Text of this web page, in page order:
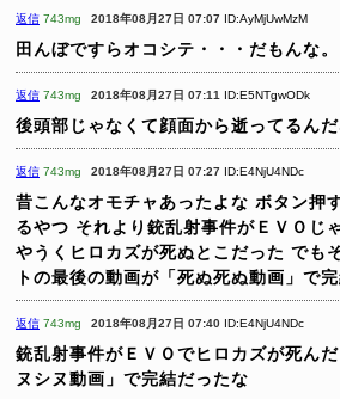
返信 743mg 2018年08月27日 07:07 ID:AyMjUwMzM
田んぼですらオコシテ・・・だもんな。
返信 743mg 2018年08月27日 07:11 ID:E5NTgwODk
後頭部じゃなくて顔面から逝ってるん
返信 743mg 2018年08月27日 07:27 ID:E4NjU4NDc
昔こんなオモチャあったよな ボタン押
るやつ それより銃乱射事件がＥＶＯじ
やうくヒロカズが死ぬとこだった でも
トの最後の動画が「死ぬ死ぬ動画」で
返信 743mg 2018年08月27日 07:40 ID:E4NjU4NDc
銃乱射事件がＥＶＯでヒロカズが死ん
ヌシヌ動画」で完結だったな